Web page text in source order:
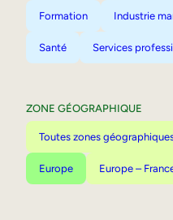
Formation Industrie
Santé Services
ZONE GÉOGRAPHIQUE
Toutes zones
Europe Europe –